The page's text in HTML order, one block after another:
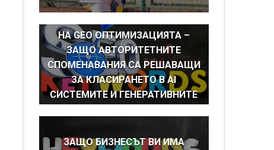
НА GEO ОПТИМИЗАЦИЯТА –
ЗАЩО АВТОРИТЕТНИТЕ
СПОМЕНАВАНИЯ СА РЕШАВАЩИ
ЗА КЛАСИРАНЕТО В AI
СИСТЕМИТЕ И ГЕНЕРАТИВНИТЕ
ЗАЩО БИЗНЕСЪТ ВИ ИМА